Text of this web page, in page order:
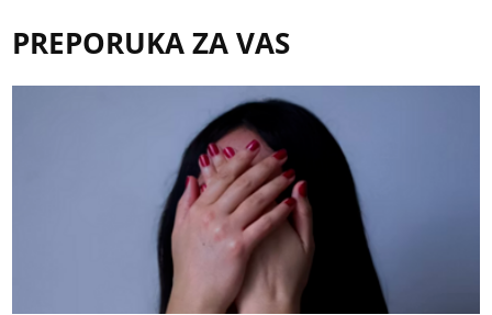
PREPORUKA ZA VAS